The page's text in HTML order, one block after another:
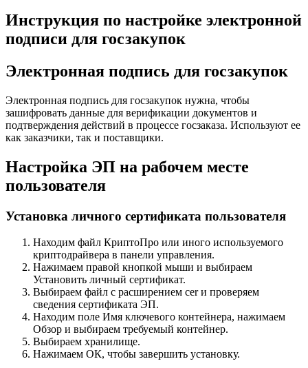
Инструкция по настройке электронной
подписи для госзакупок
Электронная подпись для госзакупок
Электронная подпись для госзакупок нужна, чтобы
зашифровать данные для верификации документов и
подтверждения действий в процессе госзаказа. Используют ее
как заказчики, так и поставщики.
Настройка ЭП на рабочем месте
пользователя
Установка личного сертификата пользователя
Находим файл КриптоПро или иного используемого
криптодрайвера в панели управления.
Нажимаем правой кнопкой мыши и выбираем
Установить личный сертификат.
Выбираем файл с расширением cer и проверяем
сведения сертификата ЭП.
Находим поле Имя ключевого контейнера, нажимаем
Обзор и выбираем требуемый контейнер.
Выбираем хранилище.
Нажимаем ОК, чтобы завершить установку.